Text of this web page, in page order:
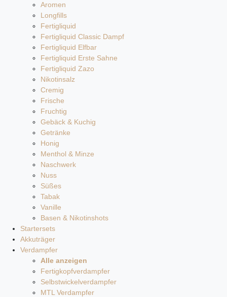
Aromen
Longfills
Fertigliquid
Fertigliquid Classic Dampf
Fertigliquid Elfbar
Fertigliquid Erste Sahne
Fertigliquid Zazo
Nikotinsalz
Cremig
Frische
Fruchtig
Gebäck & Kuchig
Getränke
Honig
Menthol & Minze
Naschwerk
Nuss
Süßes
Tabak
Vanille
Basen & Nikotinshots
Startersets
Akkuträger
Verdampfer
Alle anzeigen
Fertigkopfverdampfer
Selbstwickelverdampfer
MTL Verdampfer